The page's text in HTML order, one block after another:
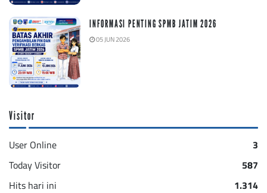
INFORMASI PENTING SPMB JATIM 2026
05 JUN 2026
Visitor
User Online
3
Today Visitor
587
Hits hari ini
1.314